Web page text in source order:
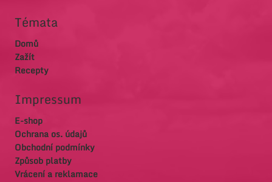
Témata
Domů
Zažít
Recepty
Impressum
E-shop
Ochrana os. údajů
Obchodní podmínky
Způsob platby
Vrácení a reklamace